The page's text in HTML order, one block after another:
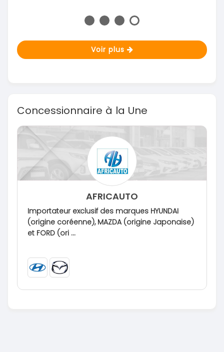
Voir plus
Concessionnaire à la Une
AFRICAUTO
Importateur exclusif des marques HYUNDAI
(origine coréenne), MAZDA (origine Japonaise)
et FORD (ori ...